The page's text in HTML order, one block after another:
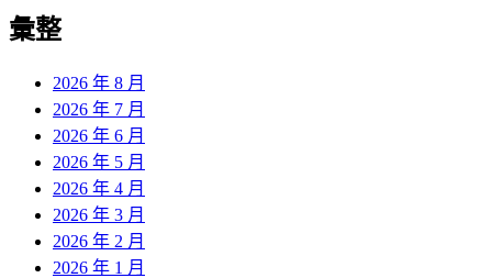
覽
彙整
2026 年 8 月
2026 年 7 月
2026 年 6 月
2026 年 5 月
2026 年 4 月
2026 年 3 月
2026 年 2 月
2026 年 1 月